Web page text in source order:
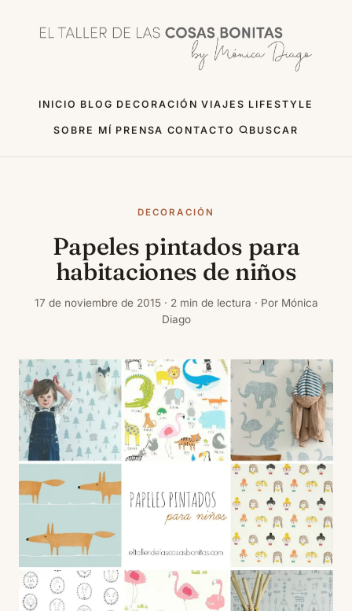
INICIO BLOG DECORACIÓN VIAJES LIFESTYLE
SOBRE MÍ PRENSA CONTACTO BUSCAR
DECORACIÓN
Papeles pintados para
habitaciones de niños
17 de noviembre de 2015 · 2 min de lectura · Por Mónica
Diago